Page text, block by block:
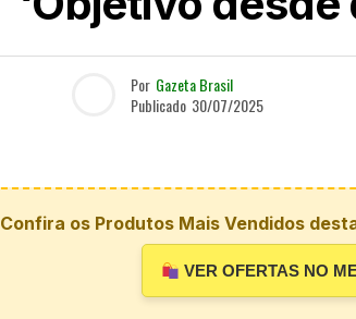
Por Gazeta Brasil
Publicado 30/07/2025
Confira os Produtos Mais Vendidos
VER OFERTAS NO